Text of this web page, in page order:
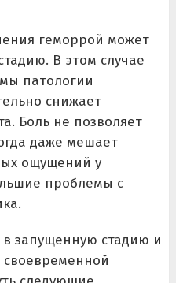
геморрой может
В этом случае
патологии
снижает
Боль не позволяет
даже мешает
ощущений у
проблемы с
запущенную стадию и
своевременной